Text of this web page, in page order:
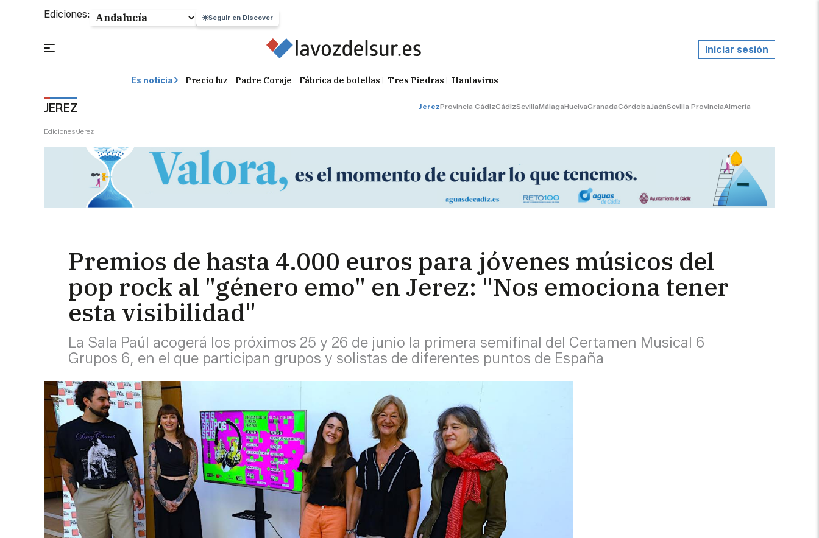
Ediciones: Seguir en Discover
Iniciar sesión
Es noticia Precio luz Padre Coraje Fábrica de botellas Tres Piedras Hantavirus
JEREZ JerezProvincia CádizCádizSevillaMálagaHuelvaGranadaCórdobaJaénSevilla ProvinciaAlmería
Ediciones Jerez
Premios de hasta 4.000 euros para jóvenes músicos del
pop rock al "género emo" en Jerez: "Nos emociona tener
esta visibilidad"
La Sala Paúl acogerá los próximos 25 y 26 de junio la primera semifinal del Certamen Musical 6
Grupos 6, en el que participan grupos y solistas de diferentes puntos de España